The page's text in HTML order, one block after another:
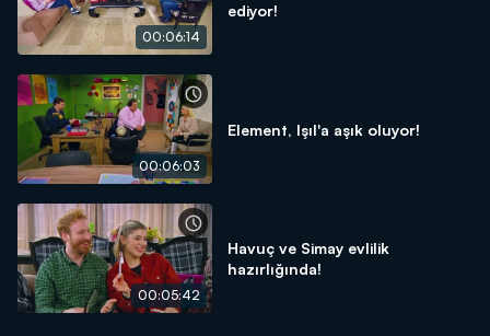
00:06:14
ediyor!
00:06:03
Element, Işıl'a aşık oluyor!
00:05:42
Havuç ve Simay evlilik
hazırlığında!